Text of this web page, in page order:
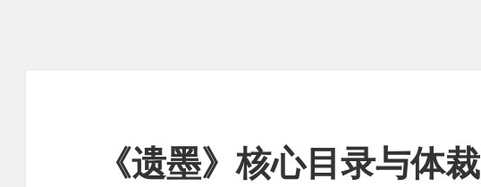
《遗墨》核心目录与体裁